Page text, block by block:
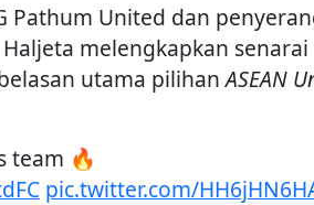
Pathum United dan
melengkapkan senarai
utama pilihanASEAN
team 🔥
pic.twitter.com/